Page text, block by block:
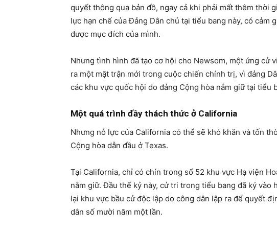
quyết thông qua bản đồ, ngay cả khi phải mất thêm thời
lực hạn chế của Đảng Dân chủ tại tiểu bang này, có cảm
được mục đích của mình.
Nhưng tình hình đã tạo cơ hội cho Newsom, một ứng cử
ra một mặt trận mới trong cuộc chiến chính trị, vì đảng
các khu vực quốc hội do đảng Cộng hòa nắm giữ tại tiểu
Một quá trình đầy thách thức ở California
Nhưng nỗ lực của California có thể sẽ khó khăn và tốn
Cộng hòa dẫn đầu ở Texas.
Tại California, chỉ có chín trong số 52 khu vực Hạ viện
nắm giữ. Đầu thế kỷ này, cử tri trong tiểu bang đã ký vào
lại khu vực bầu cử độc lập do công dân lập ra để quyết
dân số mười năm một lần.